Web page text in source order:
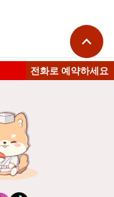
전화로 예약하세요